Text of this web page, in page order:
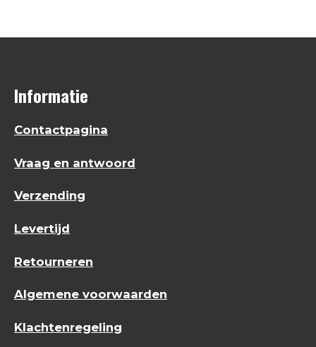
Informatie
Contactpagina
Vraag en antwoord
Verzending
Levertijd
Retourneren
Algemene voorwaarden
Klachtenregeling